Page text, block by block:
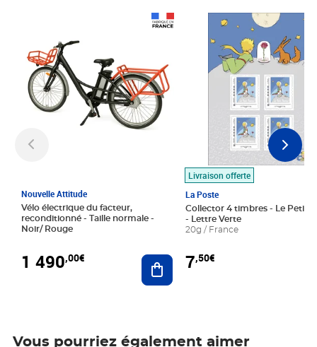
Nouvelle Attitude
Vélo électrique du facteur,
reconditionné - Taille normale -
Noir/ Rouge
1 490,00€ Ajouter au panier
Livraison offerte
La Poste
Collector 4 timbres - Le Petit
- Lettre Verte
20g / France
7,50€
Prix 7,50€
Vous pourriez également aimer